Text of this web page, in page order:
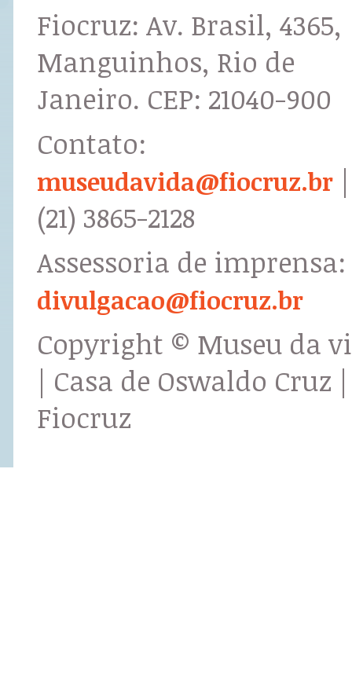
Fiocruz: Av. Brasil, 4365,
Manguinhos, Rio de
Janeiro. CEP: 21040-900
Contato:
museudavida@fiocruz.br |
(21) 3865-2128
Assessoria de imprensa:
divulgacao@fiocruz.br
Copyright © Museu da
| Casa de Oswaldo Cruz |
Fiocruz